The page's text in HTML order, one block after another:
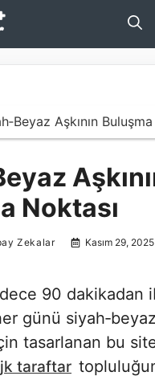
Aşkının
Noktası
Zekalar Kasım 29, 2025
90 dakikadan
günü siyah‑beyaz
tasarlanan bu
taraftar